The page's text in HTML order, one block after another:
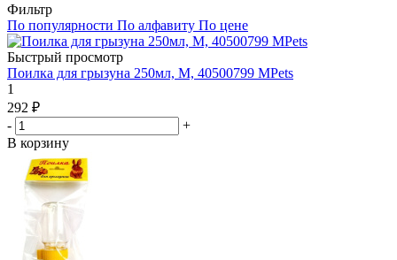
Фильтр
По популярности По алфавиту По цене
Быстрый просмотр
Поилка для грызуна 250мл, M, 40500799 MPets
1
292 ₽
-
+
В корзину